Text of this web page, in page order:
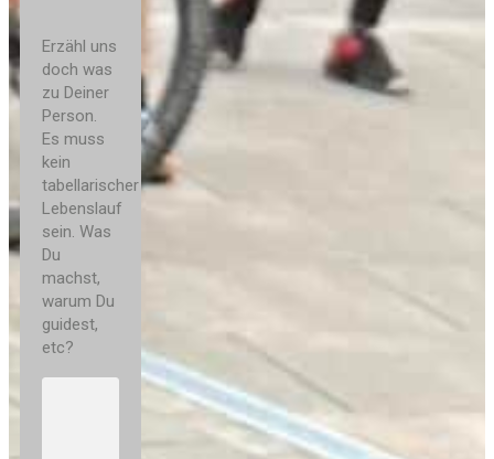
Erzähl uns
doch was
zu Deiner
Person.
Es muss
kein
tabellarischer
Lebenslauf
sein. Was
Du
machst,
warum Du
guidest,
etc?